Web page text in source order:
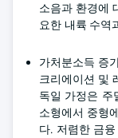
소음과 환경에
요한 내륙 수역
가처분소득 증
크리에이션 및
독일 가정은 주
소형에서 중형
다. 저렴한 금